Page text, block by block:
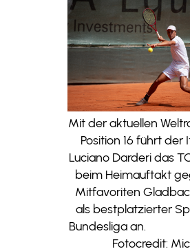
Mit der aktuellen
Position 16 führt der
Luciano Darderi das
beim Heimauftakt
Mitfavoriten
als bestplatzierter
Fotocredit: